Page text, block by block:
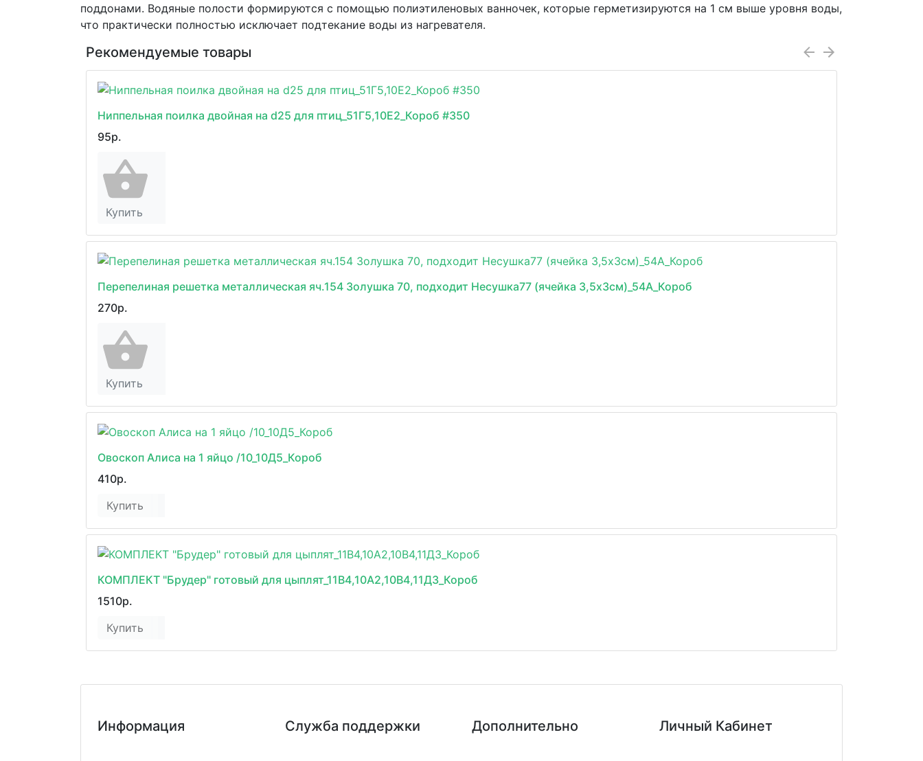
поддонами. Водяные полости формируются с помощью полиэтиленовых ванночек, которые герметизируются на 1 см выше уровня воды,
что практически полностью исключает подтекание воды из нагревателя.
Рекомендуемые товары
Ниппельная поилка двойная на d25 для птиц_51Г5,10Е2_Короб #350
95р.
Купить
Перепелиная решетка металлическая яч.154 Золушка 70, подходит Несушка77 (ячейка 3,5х3см)_54А_Короб
270р.
Купить
Овоскоп Алиса на 1 яйцо /10_10Д5_Короб
410р.
Купить
КОМПЛЕКТ "Брудер" готовый для цыплят_11В4,10А2,10В4,11Д3_Короб
1510р.
Купить
Информация Служба поддержки Дополнительно Личный Кабинет